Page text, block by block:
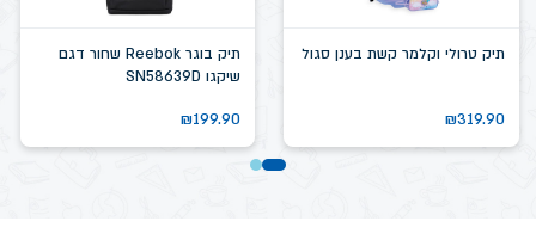
תיק טרולי וקלמר קשת בענן סגול
₪319.90
תיק בוגר Reebok שחור דגם
שיקגו SN58639D
₪199.90